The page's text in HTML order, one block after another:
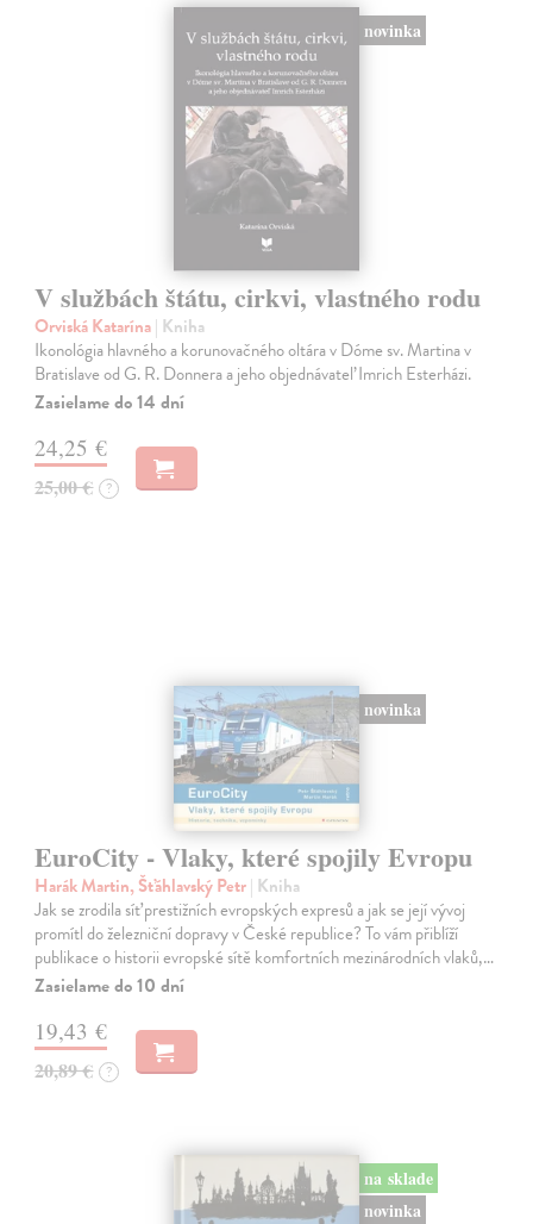
novinka
V službách štátu, cirkvi, vlastného rodu
Orviská Katarína| Kniha
Ikonológia hlavného a korunovačného oltára v Dóme sv. Martina v
Bratislave od G. R. Donnera a jeho objednávateľ Imrich Esterházi.
Zasielame do 14 dní
24,25 €
25,00 € ?
novinka
EuroCity - Vlaky, které spojily Evropu
Harák Martin, Šťáhlavský Petr| Kniha
Jak se zrodila síť prestižních evropských expresů a jak se její vývoj
promítl do železniční dopravy v České republice? To vám přiblíží
publikace o historii evropské sítě komfortních mezinárodních vlaků,…
Zasielame do 10 dní
19,43 €
20,89 € ?
na sklade
novinka